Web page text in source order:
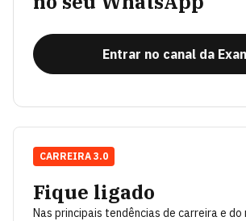
Entrar no canal da
Fique ligado
Nas principais tendências de carreira e do
CARREIRA 3.0